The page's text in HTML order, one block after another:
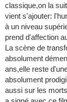
classique,on la
vient s'ajouter:
à un niveau
prend d'affection
La scène de
absolument
ans,elle reste
absolument
aussi sur les